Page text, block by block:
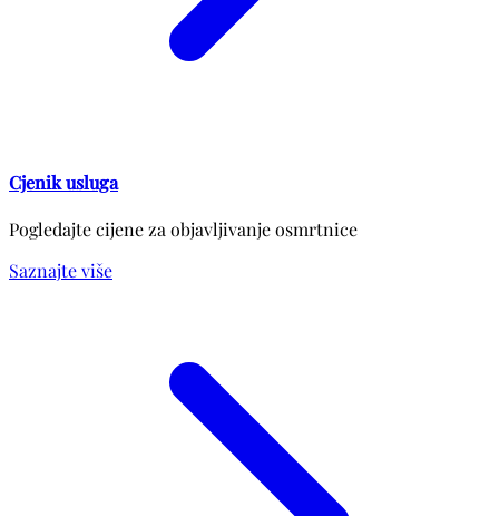
Cjenik usluga
Pogledajte cijene za objavljivanje osmrtnice
Saznajte više